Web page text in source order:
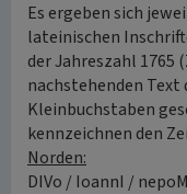
Es ergeben sich
lateinischen
der Jahreszahl 1765
nachstehenden Text
Kleinbuchstaben
kennzeichnen den
Norden:
DIVo / IoannI /